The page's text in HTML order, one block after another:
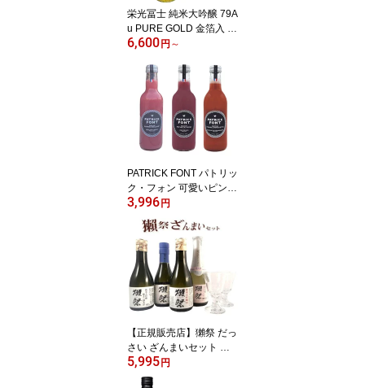
栄光冨士 純米大吟醸 79A
u PURE GOLD 金箔入 2
025 720ml / 1800ml 化粧
日本酒 クール便 あす楽
お酒 お中元 プレゼント
6,600 円 ～
PATRICK FONT パトリッ
ク・フォン 可愛いピンク
のジュース3種セット レ
ッドラブアップル・ピー
チネクター・ストロベリ
ーネクター 250ml ギフト
ボックス入り デニオ総合
研究所 フランス ジュー
ス 飲料 本州のみ送料無
料 お中元 プレゼント
3,996 円
【正規販売店】獺祭 だっ
さい ざんまいセット 純
米大吟醸23・39・45・
スパークリング45 180ml
5,995 円